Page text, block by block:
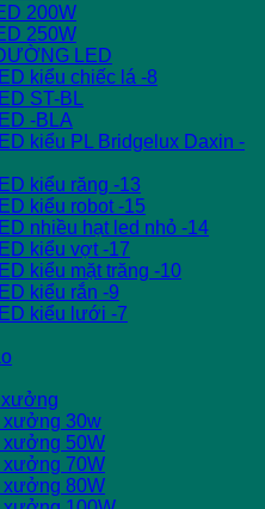
200W
250W
LED
kiểu chiếc lá -8
ST-BL
-BLA
kiểu PL Bridgelux Daxin -
kiểu răng -13
kiểu robot -15
nhiều hạt led nhỏ -14
kiểu vợt -17
kiểu mặt trăng -10
kiểu rắn -9
kiểu lưới -7
xưởng
30w
50W
70W
80W